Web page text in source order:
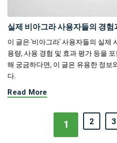
실제 비아그라 사용자들의 경험
이 글은 '비아그라' 사용자들의 실제
용량, 사용 경험 및 효과 평가 등을
해 궁금하다면, 이 글은 유용한 정보
다.
Read More
1 2 3